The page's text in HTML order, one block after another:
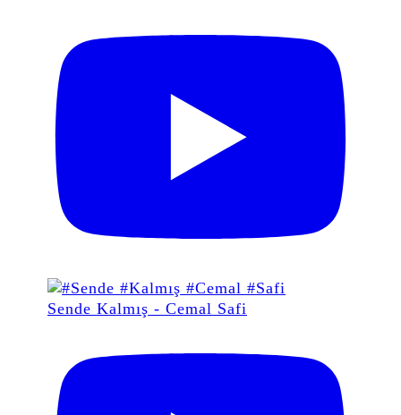
Sende Kalmış - Cemal Safi